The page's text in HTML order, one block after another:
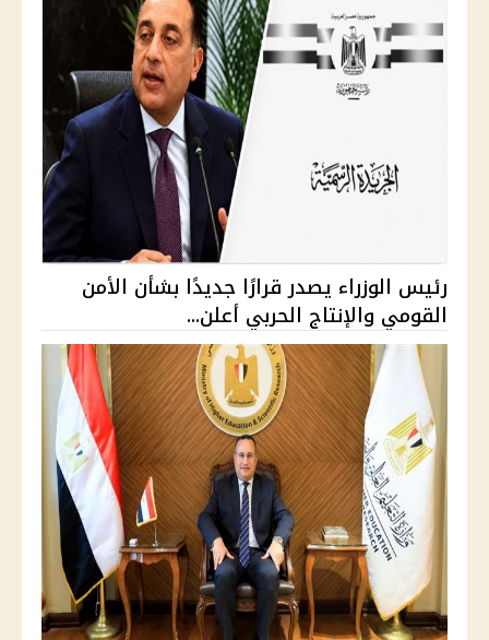
رئيس الوزراء يصدر قرارًا جديدًا بشأن الأمن
القومي والإنتاج الحربي أعلن...